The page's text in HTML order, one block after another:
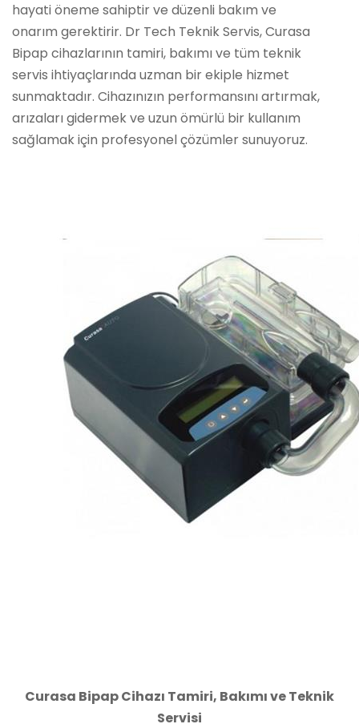
hayati öneme sahiptir ve düzenli bakım ve
onarım gerektirir. Dr Tech Teknik Servis, Curasa
Bipap cihazlarının tamiri, bakımı ve tüm teknik
servis ihtiyaçlarında uzman bir ekiple hizmet
sunmaktadır. Cihazınızın performansını artırmak,
arızaları gidermek ve uzun ömürlü bir kullanım
sağlamak için profesyonel çözümler sunuyoruz.
Curasa Bipap Cihazı Tamiri, Bakımı ve Teknik
Servisi